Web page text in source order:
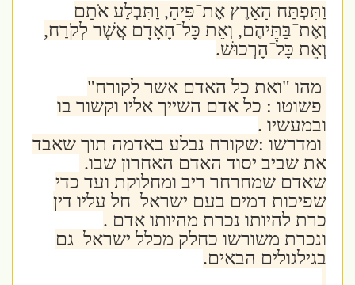
וַתִּפְתַּח הָאָרֶץ אֶת־פִּיהָ, וַתִּבְלַע אֹתָם
וְאֶת־בָּתֵּיהֶם, וְאֵת כָּל־הָאָדָם אֲשֶׁר לְקֹרַח,
וְאֵת כָּל־הָרְכוּשׁ.
מהו "ואת כל האדם אשר לקורח"
פשוטו : כל אדם השייך אליו וקשור בו
ובמעשיו .
ומדרשו :שקורח נבלע באדמה תוך שאבד
את שביב יסוד האדם האחרון שבו.
שאדם שמחרחר ריב ומחלוקת ועד כדי
שפיכות דמים בעם ישראל חל עליו דין
כרת להיותו נכרת מהיותו אדם .
ונכרת משורשו כחלק מכלל ישראל גם
בגילגולים הבאים.